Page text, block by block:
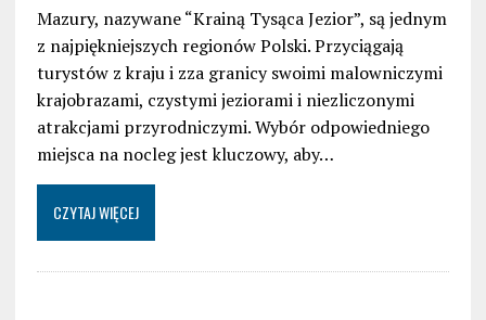
Mazury, nazywane “Krainą Tysąca Jezior”, są jednym
z najpiękniejszych regionów Polski. Przyciągają
turystów z kraju i zza granicy swoimi malowniczymi
krajobrazami, czystymi jeziorami i niezliczonymi
atrakcjami przyrodniczymi. Wybór odpowiedniego
miejsca na nocleg jest kluczowy, aby…
CZYTAJ WIĘCEJ